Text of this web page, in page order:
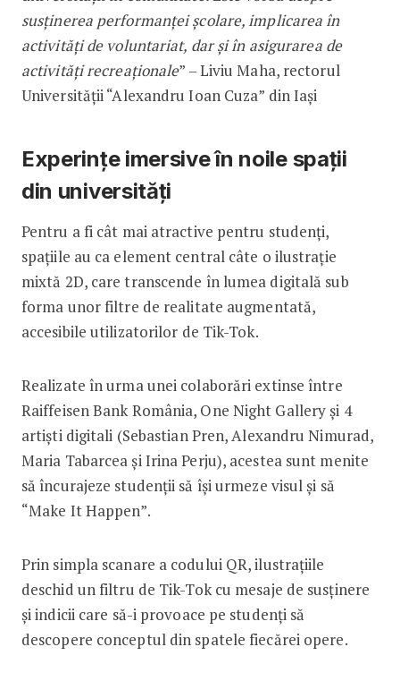
susținerea performanței școlare, implicarea în
activități de voluntariat, dar și în asigurarea de
activități recreaționale” – Liviu Maha, rectorul
Universității “Alexandru Ioan Cuza” din Iași
Experințe imersive în noile spații
din universități
Pentru a fi cât mai atractive pentru studenți,
spațiile au ca element central câte o ilustrație
mixtă 2D, care transcende în lumea digitală sub
forma unor filtre de realitate augmentată,
accesibile utilizatorilor de Tik-Tok.
Realizate în urma unei colaborări extinse între
Raiffeisen Bank România, One Night Gallery și 4
artiști digitali (Sebastian Pren, Alexandru Nimurad,
Maria Tabarcea și Irina Perju), acestea sunt menite
să încurajeze studenții să își urmeze visul și să
“Make It Happen”.
Prin simpla scanare a codului QR, ilustrațiile
deschid un filtru de Tik-Tok cu mesaje de susținere
și indicii care să-i provoace pe studenți să
descopere conceptul din spatele fiecărei opere.